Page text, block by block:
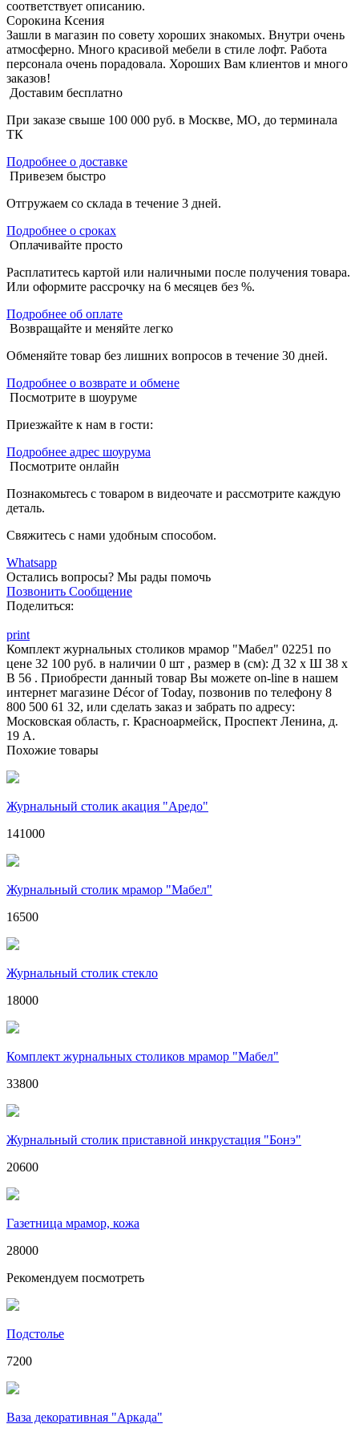
соответствует описанию.
Сорокина Ксения
Зашли в магазин по совету хороших знакомых. Внутри очень
атмосферно. Много красивой мебели в стиле лофт. Работа
персонала очень порадовала. Хороших Вам клиентов и много
заказов!
Доставим бесплатно
При заказе свыше 100 000 руб. в Москве, МО, до терминала
ТК
Подробнее о доставке
Привезем быстро
Отгружаем со склада в течение 3 дней.
Подробнее о сроках
Оплачивайте просто
Расплатитесь картой или наличными после получения товара.
Или оформите рассрочку на 6 месяцев без %.
Подробнее об оплате
Возвращайте и меняйте легко
Обменяйте товар без лишних вопросов в течение 30 дней.
Подробнее о возврате и обмене
Посмотрите в шоуруме
Приезжайте к нам в гости:
Подробнее адрес шоурума
Посмотрите онлайн
Познакомьтесь с товаром в видеочате и рассмотрите каждую
деталь.
Свяжитесь с нами удобным способом.
Whatsapp
Остались вопросы? Мы рады помочь
Позвонить Сообщение
Поделиться:
print
Комплект журнальных столиков мрамор "Мабел" 02251 по
цене 32 100 руб. в наличии 0 шт , размер в (см): Д 32 x Ш 38 x
В 56 . Приобрести данный товар Вы можете on-line в нашем
интернет магазине Décor of Today, позвонив по телефону 8
800 500 61 32, или сделать заказ и забрать по адресу:
Московская область, г. Красноармейск, Проспект Ленина, д.
19 А.
Похожие товары
Журнальный столик акация "Аредо"
141000
Журнальный столик мрамор "Мабел"
16500
Журнальный столик стекло
18000
Комплект журнальных столиков мрамор "Мабел"
33800
Журнальный столик приставной инкрустация "Бонэ"
20600
Газетница мрамор, кожа
28000
Рекомендуем посмотреть
Подстолье
7200
Ваза декоративная "Аркада"